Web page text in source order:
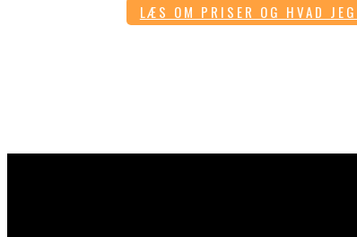
LÆS OM PRISER OG HVAD